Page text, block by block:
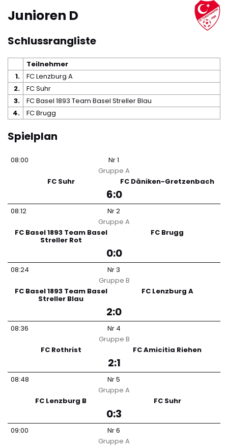
Junioren D
Schlussrangliste
Teilnehmer
1.
FC Lenzburg A
2.
FC Suhr
3.
FC Basel 1893 Team Basel Streller Blau
4.
FC Brugg
Spielplan
08:00 Nr1
Gruppe A
FC Suhr
FC Däniken-Gretzenbach
6:0
08:12 Nr2
Gruppe A
FC Basel 1893 Team Basel
Streller Rot
FC Brugg
0:0
08:24 Nr3
Gruppe B
FC Basel 1893 Team Basel
Streller Blau
FC Lenzburg A
2:0
08:36 Nr 4
Gruppe B
FC Rothrist
FC Amicitia Riehen
2:1
08:48 Nr5
Gruppe A
FC Lenzburg B
FC Suhr
0:3
09:00 Nr6
Gruppe A